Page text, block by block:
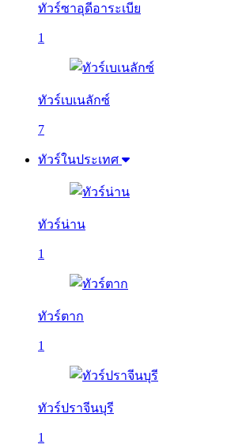
ทัวร์ซาอุดีอาระเบีย
1
ทัวร์เบเนลักซ์
7
ทัวร์ในประเทศ
ทัวร์น่าน
1
ทัวร์ตาก
1
ทัวร์ปราจีนบุรี
1